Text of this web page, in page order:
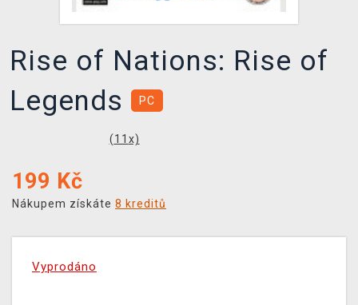
Rise of Nations: Rise of
Legends
PC
(11 x)
199 Kč
Nákupem získáte 8 kreditů
Vyprodáno